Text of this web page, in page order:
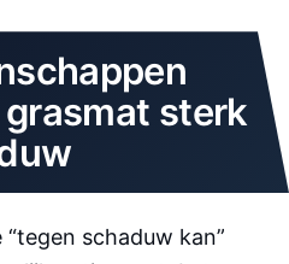
sterk
schaduw kan”